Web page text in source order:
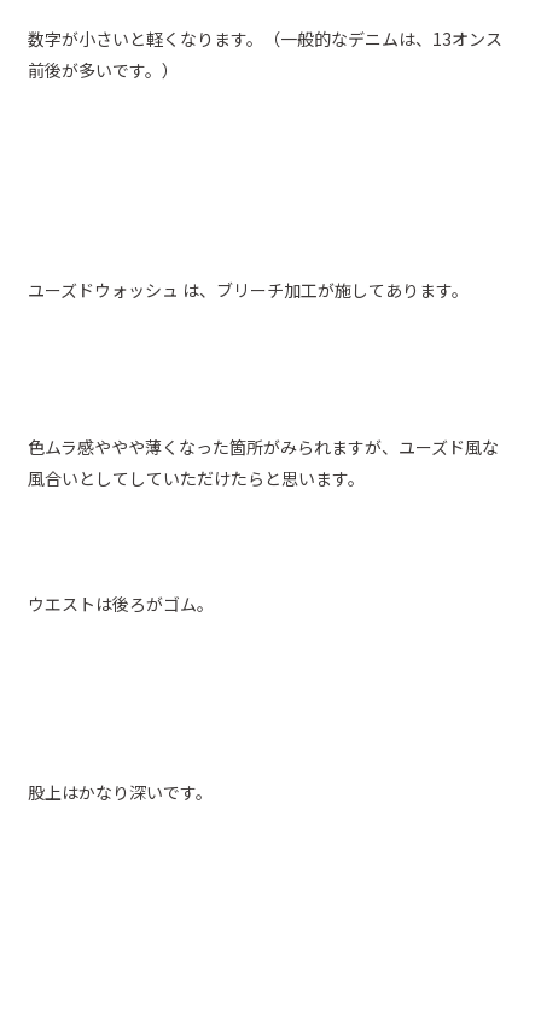
数字が小さいと軽くなります。（一般的なデニムは、13オンス
前後が多いです。）
ユーズドウォッシュ は、ブリーチ加工が施してあります。
色ムラ感ややや薄くなった箇所がみられますが、ユーズド風な
風合いとしてしていただけたらと思います。
ウエストは後ろがゴム。
股上はかなり深いです。